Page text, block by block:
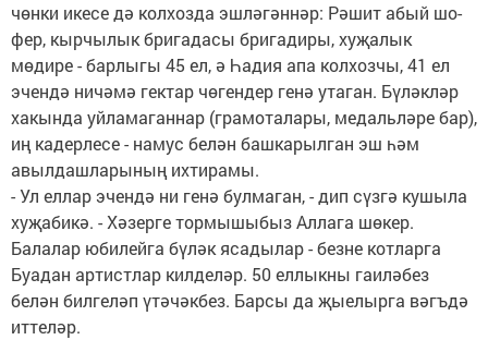
чөнки икесе дә колхозда эшләгәннәр: Рәшит абый шо­
фер, кырчылык бригадасы бригадиры, хуҗалык
мөдире - барлыгы 45 ел, ә Һадия апа колхозчы, 41 ел
эчендә ничәмә гектар чөгендер генә утаган. Бүләкләр
хакында уйламаганнар (грамоталары, медальләре бар),
иң кадерлесе - намус белән башкарылган эш һәм
авылдашларының ихти­ра­мы.
- Ул еллар эчендә ни генә булмаган, - дип сүзгә ку­шыла
хуҗабикә. - Хәзерге тормышыбыз Аллага шөкер.
Балалар юбиле­йга бү­ләк ясадылар - безне котларга
Буадан артистлар килделәр. 50 еллыкны гаи­ләбез
белән билгеләп үтәчәкбез. Барсы да­ җыелырга вәгъдә
итте­ләр.